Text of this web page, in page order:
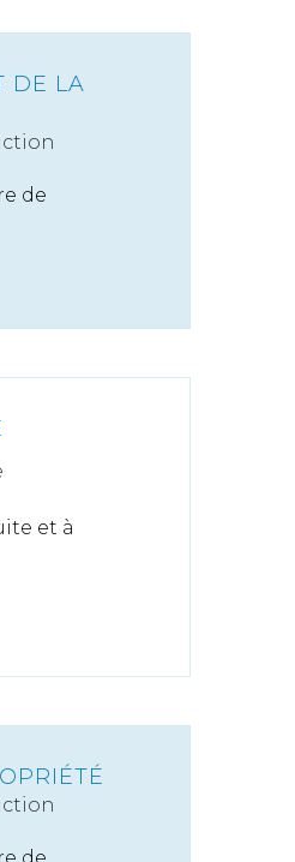
DE LA
de
et à
de